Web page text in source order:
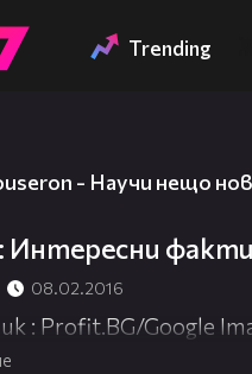
Trending
- Научи нещо
факти
08.02.2016
: Profit.BG/Google